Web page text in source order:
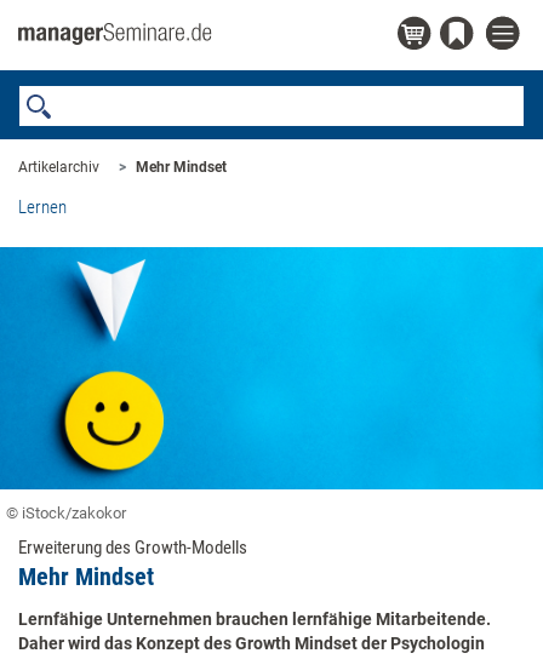
Artikelarchiv Mehr Mindset
Lernen
© iStock/zakokor
Erweiterung des Growth-Modells
Mehr Mindset
Lernfähige Unternehmen brauchen lernfähige Mitarbeitende.
Daher wird das Konzept des Growth Mindset der Psychologin